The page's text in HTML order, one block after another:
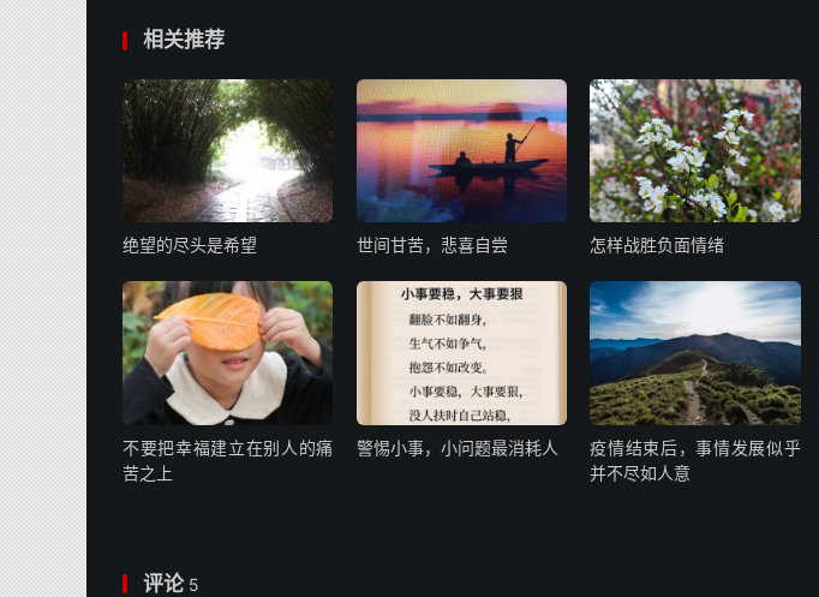
相关推荐
绝望的尽头是希望 世间甘苦，悲喜自尝 怎样战胜负面情绪
不要把幸福建立在别人的痛
苦之上
警惕小事，小问题最消耗人
疫情结束后，事情发展似乎
并不尽如人意
评论 5